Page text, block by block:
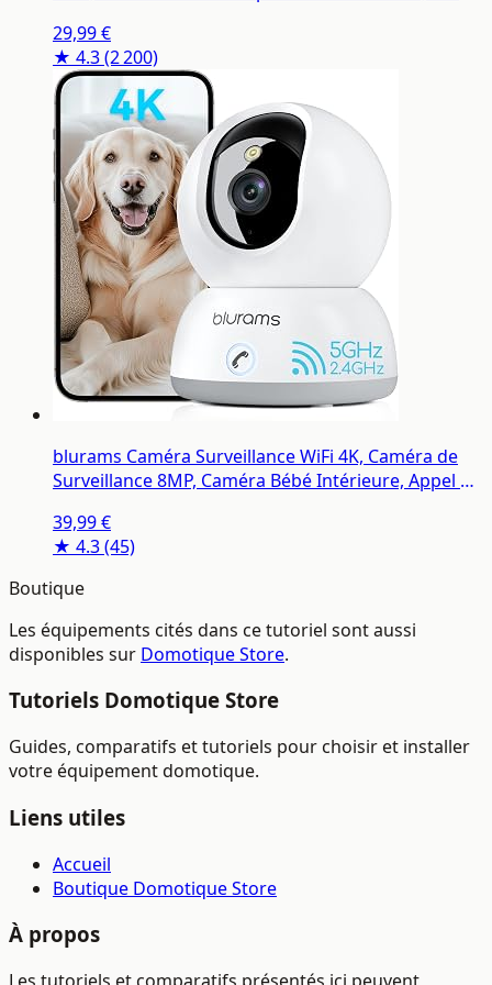
Bidirectionnel, Compatible Alexa
29,99 €
★ 4.3(2 200)
blurams Caméra Surveillance WiFi 4K, Caméra de
Surveillance 8MP, Caméra Bébé Intérieure, Appel en
Intérieure sans Fil, WiFi 5GHz/2,4GHz, Blanc
39,99 €
★ 4.3(45)
Boutique
Les équipements cités dans ce tutoriel sont aussi
disponibles sur Domotique Store.
Tutoriels Domotique Store
Guides, comparatifs et tutoriels pour choisir et installer
votre équipement domotique.
Liens utiles
Accueil
Boutique Domotique Store
À propos